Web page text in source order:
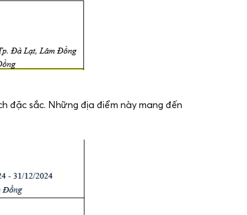
đặc sắc. Những địa điểm này mang đến